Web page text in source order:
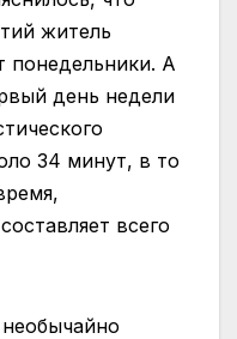
житель
понедельники. А
день недели
34 минут, в то
всего